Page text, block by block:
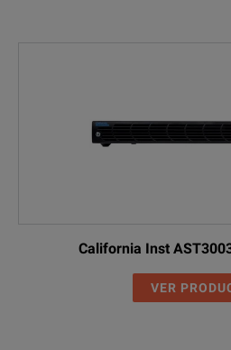
California Inst
VER